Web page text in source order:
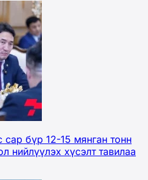
бүр 12-15 мянган тонн
нийлүүлэх хүсэлт тавилаа